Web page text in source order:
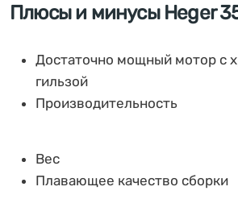
Плюсы и минусы Heger
Достаточно мощный мотор с
гильзой
Производительность
Вес
Плавающее качество сборки